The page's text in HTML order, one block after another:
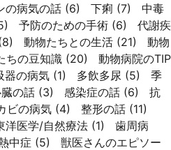
の病気の話 (6) 下痢 (7)
中毒
予防のための手術 (6)
代謝疾
動物たちとの生活 (21)
動物
ちの豆知識 (20)
動物病院のTIP
器の病気 (1) 多飲多尿 (5)
季
の話 (3) 感染症の話 (6)
抗
ビの病気 (4) 整形の話 (11)
洋医学/自然療法 (1)
歯周病
中症 (5)
獣医さんのエピソー